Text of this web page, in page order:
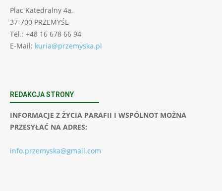
Plac Katedralny 4a,
37-700 PRZEMYŚL
Tel.: +48 16 678 66 94
E-Mail: kuria@przemyska.pl
REDAKCJA STRONY
INFORMACJE Z ŻYCIA PARAFII I WSPÓLNOT MOŻNA
PRZESYŁAĆ NA ADRES:
info.przemyska@gmail.com